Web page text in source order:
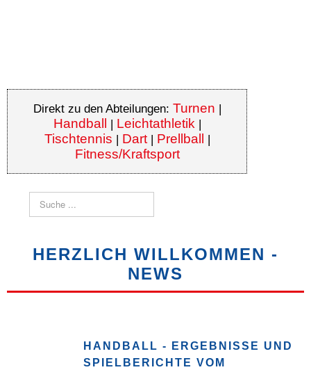
Direkt zu den Abteilungen: Turnen |
Handball | Leichtathletik |
Tischtennis | Dart | Prellball |
Fitness/Kraftsport
HERZLICH WILLKOMMEN -
NEWS
HANDBALL - ERGEBNISSE UND
SPIELBERICHTE VOM